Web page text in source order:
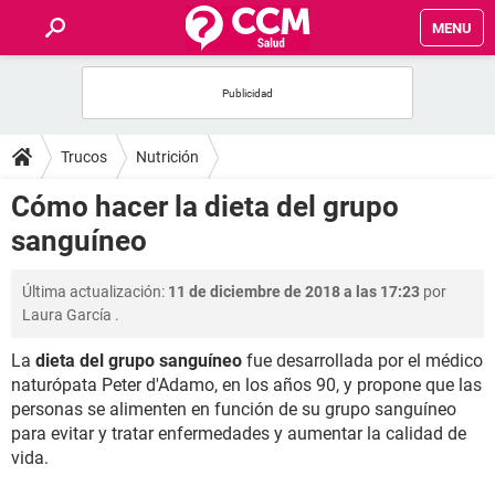
MENU
FOROS
SALUD
FAMILIA
NUTRICIÓN
BIENESTAR
SEXUALIDAD
Trucos Nutrición
Cómo hacer la dieta del grupo
sanguíneo
Última actualización: 11 de diciembre de 2018 a las 17:23 por
Laura García .
La dieta del grupo sanguíneo fue desarrollada por el médico
naturópata Peter d'Adamo, en los años 90, y propone que las
personas se alimenten en función de su grupo sanguíneo
para evitar y tratar enfermedades y aumentar la calidad de
vida.